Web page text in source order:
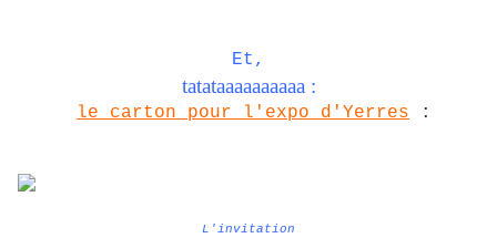
Et,
tatataaaaaaaaaa :
le carton pour l'expo d'Yerres :
L'invitation